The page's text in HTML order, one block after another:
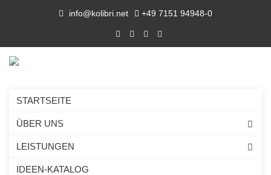
info@kolibri.net +49 7151 94948-0
STARTSEITE
ÜBER UNS
LEISTUNGEN
IDEEN-KATALOG
Verpackungsentsorgung.